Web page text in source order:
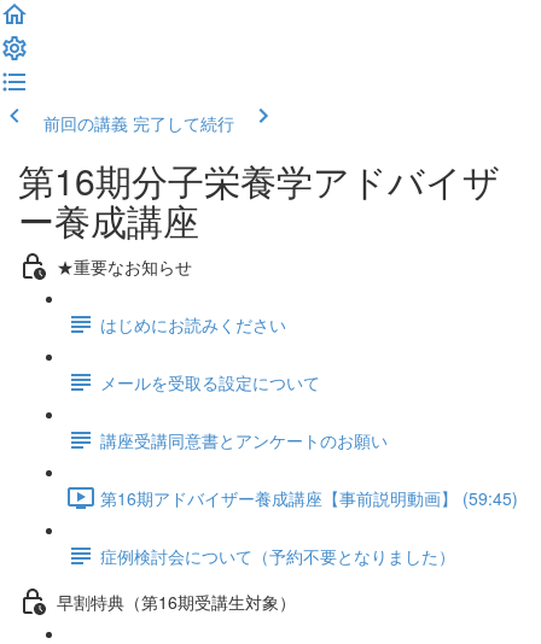
前回の講義 完了して続行
第16期分子栄養学アドバイザ
ー養成講座
★重要なお知らせ
はじめにお読みください
メールを受取る設定について
講座受講同意書とアンケートのお願い
第16期アドバイザー養成講座【事前説明動画】 (59:45)
症例検討会について（予約不要となりました）
早割特典（第16期受講生対象）